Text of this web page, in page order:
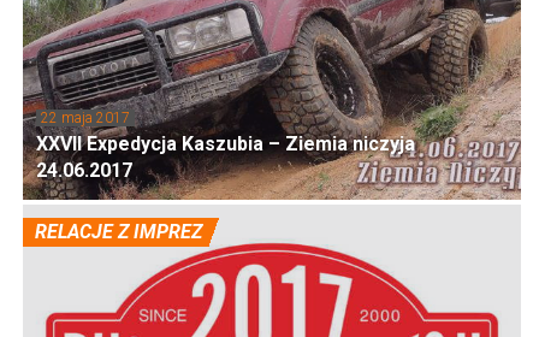
22 maja 2017
XXVII Expedycja Kaszubia – Ziemia niczyja
24.06.2017
RELACJE Z IMPREZ